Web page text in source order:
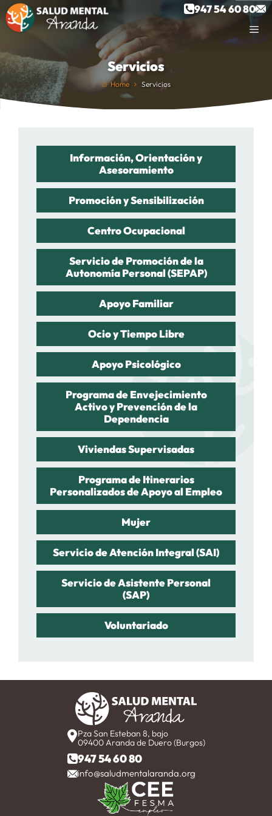
al
contenido
947 54 60 80
Servicios
Home Servicios
Información, Orientación y
Asesoramiento
Promoción y Sensibilización
Centro Ocupacional
Servicio de Promoción de la
Autonomía Personal (SEPAP)
Apoyo Familiar
Ocio y Tiempo Libre
Apoyo Psicológico
Programa de Envejecimiento
Activo y Prevención de la
Dependencia
Viviendas Supervisadas
Programa de Itinerarios
Personalizados de Apoyo al Empleo
Mujer
Servicio de Atención Integral (SAI)
Servicio de Asistente Personal
(SAP)
Voluntariado
Pza San Esteban 8, bajo
09400 Aranda de Duero (Burgos)
947 54 60 80
info@saludmentalaranda.org